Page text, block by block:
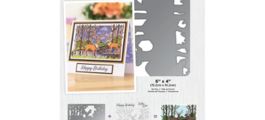
Kontakty Moje objednávka
Oblíbené ♥️
Hodnocení obchodu
Obchodní podmínky
Podmínky ochrany osobních údajů
Ověřování recenzí